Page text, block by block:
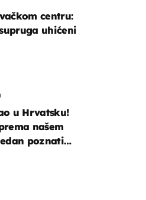
centru:
uhićeni
u Hrvatsku!
našem
poznati